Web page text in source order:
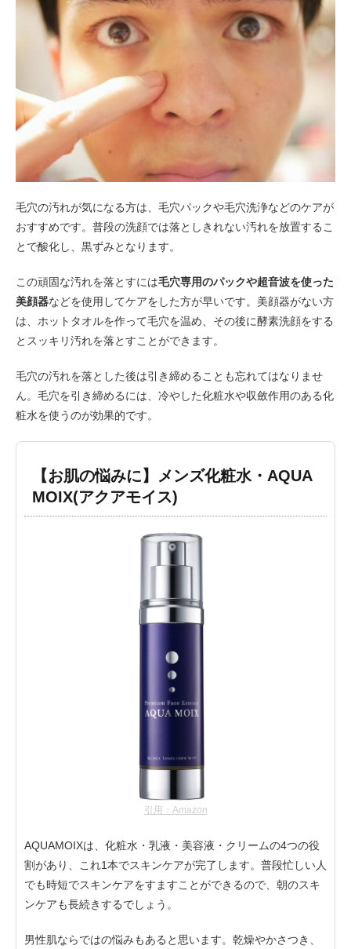
毛穴の汚れが気になる方は、毛穴パックや毛穴洗浄などのケアが
おすすめです。普段の洗顔では落としきれない汚れを放置するこ
とで酸化し、黒ずみとなります。
この頑固な汚れを落とすには毛穴専用のパックや超音波を使った
美顔器などを使用してケアをした方が早いです。美顔器がない方
は、ホットタオルを作って毛穴を温め、その後に酵素洗顔をする
とスッキリ汚れを落とすことができます。
毛穴の汚れを落とした後は引き締めることも忘れてはなりませ
ん。毛穴を引き締めるには、冷やした化粧水や収斂作用のある化
粧水を使うのが効果的です。
【お肌の悩みに】メンズ化粧水・AQUA
MOIX(アクアモイス)
引用：Amazon
AQUAMOIXは、化粧水・乳液・美容液・クリームの4つの役
割があり、これ1本でスキンケアが完了します。普段忙しい人
でも時短でスキンケアをすますことができるので、朝のスキ
ンケアも長続きするでしょう。
男性肌ならではの悩みもあると思います。乾燥やかさつき、